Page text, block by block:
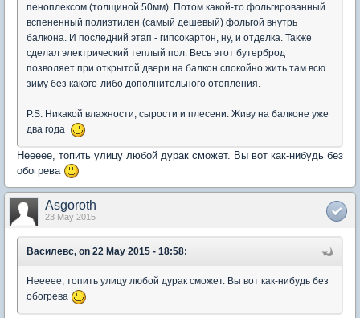
пеноплексом (толщиной 50мм). Потом какой-то фольгированный
вспененный полиэтилен (самый дешевый) фольгой внутрь
балкона. И последний этап - гипсокартон, ну, и отделка. Также
сделал электрический теплый пол. Весь этот бутерброд
позволяет при открытой двери на балкон спокойно жить там всю
зиму без какого-либо дополнительного отопления.
P.S. Никакой влажности, сырости и плесени. Живу на балконе уже
два года
Неееее, топить улицу любой дурак сможет. Вы вот как-нибудь без
обогрева
Asgoroth
23 May 2015
Василевс, on 22 May 2015 - 18:58:
Неееее, топить улицу любой дурак сможет. Вы вот как-нибудь без
обогрева